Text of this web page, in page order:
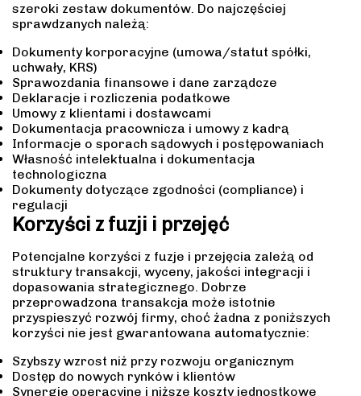
szeroki zestaw dokumentów. Do najczęściej
sprawdzanych należą:
Dokumenty korporacyjne (umowa/statut spółki,
uchwały, KRS)
Sprawozdania finansowe i dane zarządcze
Deklaracje i rozliczenia podatkowe
Umowy z klientami i dostawcami
Dokumentacja pracownicza i umowy z kadrą
Informacje o sporach sądowych i postępowaniach
Własność intelektualna i dokumentacja
technologiczna
Dokumenty dotyczące zgodności (compliance) i
regulacji
Korzyści z fuzji i przejęć
Potencjalne korzyści z fuzje i przejęcia zależą od
struktury transakcji, wyceny, jakości integracji i
dopasowania strategicznego. Dobrze
przeprowadzona transakcja może istotnie
przyspieszyć rozwój firmy, choć żadna z poniższych
korzyści nie jest gwarantowana automatycznie:
Szybszy wzrost niż przy rozwoju organicznym
Dostęp do nowych rynków i klientów
Synergie operacyjne i niższe koszty jednostkowe